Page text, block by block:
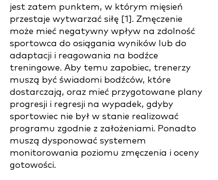
jest zatem punktem, w którym mięsień
przestaje wytwarzać siłę [1]. Zmęczenie
może mieć negatywny wpływ na zdolność
sportowca do osiągania wyników lub do
adaptacji i reagowania na bodźce
treningowe. Aby temu zapobiec, trenerzy
muszą być świadomi bodźców, które
dostarczają, oraz mieć przygotowane plany
progresji i regresji na wypadek, gdyby
sportowiec nie był w stanie realizować
programu zgodnie z założeniami. Ponadto
muszą dysponować systemem
monitorowania poziomu zmęczenia i oceny
gotowości.